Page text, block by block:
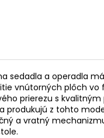
sedadla a operadla
vnútorných plôch vo
prierezu s
z tohto
a vratný